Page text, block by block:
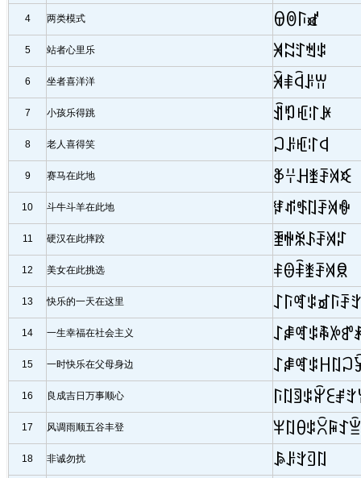
4 两类模式 ꌷꉻꑍꑵ
5 站者心里乐 ꈁꉆꄸꈐꌒ
6 坐者喜洋洋 ꈀꑌꒈꌠꀕ
7 小孩乐得跳 ꀉꑳꇿꌌꐂ
8 老人喜得笑 ꃀꌠꇿꌌꒉ
9 赛马在此地 ꃆꇭꃅꃨꄚꄉꀥ
10 斗牛斗羊在此地 ꇂꁮꑻꇁꄚꄉꐷ
11 硬汉在此摔跤 ꄿꏀꆗꌺꄚꄉꇱ
12 美女在此挑选 ꅪꎔꅩꃨꄚꄉꌋ
13 快乐的一天在这里
14 一生幸福在社会主义
15 一时快乐在父母身边
16 良成吉日万事顺心
17 风调雨顺五谷丰登
18 非诚勿扰 ꎪꌠꇬꄡꇁ